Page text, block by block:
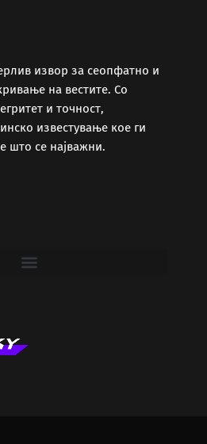
извор за сеопфатно и
на вестите. Со
и точност,
известување кое ги
што се најважни.